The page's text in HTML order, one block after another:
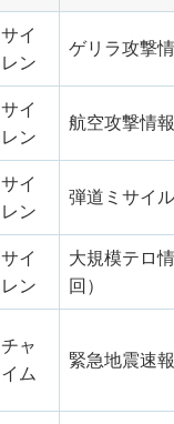
サイ
レン
ゲリラ攻撃
サイ
レン
航空攻撃情
サイ
レン
弾道ミサイ
サイ
レン
大規模テロ
回）
チャ
イム
緊急地震速